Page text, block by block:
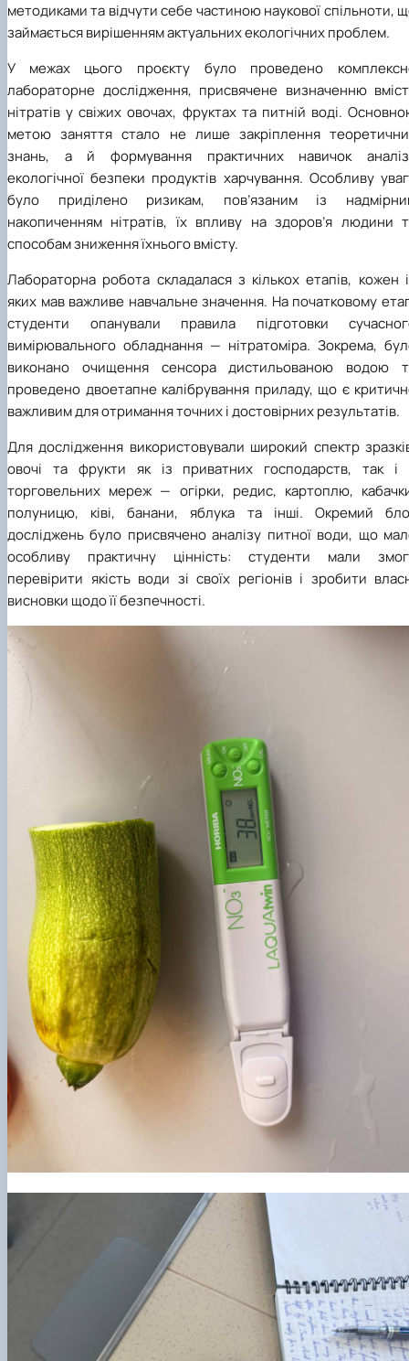
методиками та відчути себе частиною наукової спільноти,
займається вирішенням актуальних екологічних проблем.
У межах цього проєкту було проведено
лабораторне дослідження, присвячене визначенню
нітратів у свіжих овочах, фруктах та питній воді.
метою заняття стало не лише закріплення
знань, а й формування практичних навичок
екологічної безпеки продуктів харчування. Особливу
було приділено ризикам, пов’язаним із
накопиченням нітратів, їх впливу на здоров’я людини
способам зниження їхнього вмісту.
Лабораторна робота складалася з кількох етапів, кожен
яких мав важливе навчальне значення. На початковому
студенти опанували правила підготовки
вимірювального обладнання — нітратоміра. Зокрема,
виконано очищення сенсора дистильованою водою
проведено двоетапне калібрування приладу, що є
важливим для отримання точних і достовірних результатів.
Для дослідження використовували широкий спектр
овочі та фрукти як із приватних господарств, так і
торговельних мереж — огірки, редис, картоплю,
полуницю, ківі, банани, яблука та інші. Окремий
досліджень було присвячено аналізу питної води, що
особливу практичну цінність: студенти мали
перевірити якість води зі своїх регіонів і зробити
висновки щодо її безпечності.